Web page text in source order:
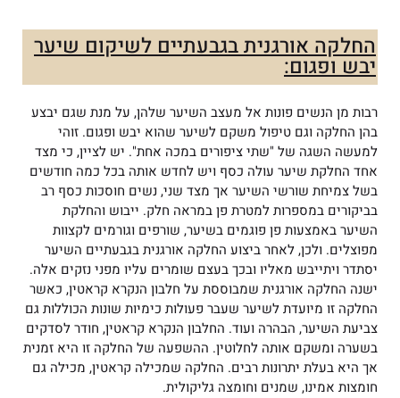
החלקה אורגנית בגבעתיים לשיקום שיער
יבש ופגום:
רבות מן הנשים פונות אל מעצב השיער שלהן, על מנת שגם יבצע
בהן החלקה וגם טיפול משקם לשיער שהוא יבש ופגום. זוהי
למעשה השגה של "שתי ציפורים במכה אחת". יש לציין, כי מצד
אחד החלקת שיער עולה כסף ויש לחדש אותה בכל כמה חודשים
בשל צמיחת שורשי השיער אך מצד שני, נשים חוסכות כסף רב
בביקורים במספרות למטרת פן במראה חלק. ייבוש והחלקת
השיער באמצעות פן פוגמים בשיער, שורפים וגורמים לקצוות
מפוצלים. ולכן, לאחר ביצוע החלקה אורגנית בגבעתיים השיער
יסתדר ויתייבש מאליו ובכך בעצם שומרים עליו מפני נזקים אלה.
ישנה החלקה אורגנית שמבוססת על חלבון הנקרא קראטין, כאשר
החלקה זו מיועדת לשיער שעבר פעולות כימיות שונות הכוללות גם
צביעת השיער, הבהרה ועוד. החלבון הנקרא קראטין, חודר לסדקים
בשערה ומשקם אותה לחלוטין. ההשפעה של החלקה זו היא זמנית
אך היא בעלת יתרונות רבים. החלקה שמכילה קראטין, מכילה גם
חומצות אמינו, שמנים וחומצה גליקולית.